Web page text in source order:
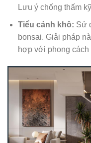
Lưu ý chống thấm
Tiểu cảnh khô: Sử
bonsai. Giải pháp
hợp với phong cách